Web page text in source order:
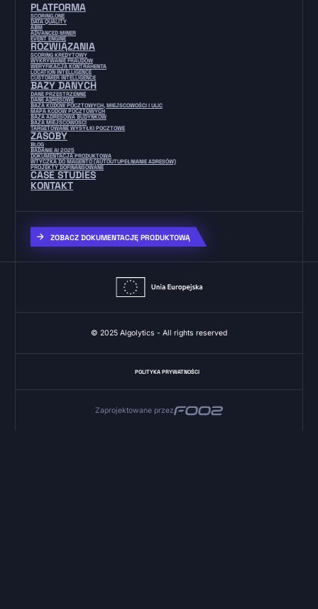
PLATFORMA
SCORING.ONE
DATA QUALITY
ABM
ADVANCED MINER
EVENT ENGINE
ROZWIĄZANIA
SCORING KREDYTOWY
WYKRYWANIE FRAUDÓW
WERYFIKACJA KONTRAHENTA
LOCATION INTELLIGENCE
CUSTOMER INTELLIGENCE
BAZY DANYCH
DANE PRZESTRZENNE
DANE ADRESOWE
BAZA KODÓW POCZTOWYCH, MIEJSCOWOŚCI I ULIC
MAPA KODÓW POCZTOWYCH
BAZA ADRESOWA BUDYNKÓW
BAZA MIEJSCOWOŚCI
TARGETOWANE WYSYŁKI POCZTOWE
ZASOBY
BLOG
BADANIE AI 2025
DOKUMENTACJA PRODUKTOWA
WTYCZKA DO MAGENTO (AUTOUTUPEŁNIANIE ADRESÓW)
PROJEKTY DOFINANSOWANE
CASE STUDIES
KONTAKT
ZOBACZ DOKUMENTACJĘ PRODUKTOWĄ
© 2025 Algolytics - All rights reserved
POLITYKA PRYWATNOŚCI
Zaprojektowane przez